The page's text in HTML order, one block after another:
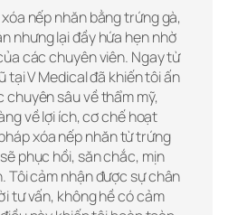
nếp nhăn bằng trứng gà,
nhưng lại đầy hứa hẹn nhờ
các chuyên viên. Ngay từ
tại V Medical đã khiến tôi ấn
sâu về thẩm mỹ,
về lợi ích, cơ chế hoạt
xóa nếp nhăn từ trứng
phục hồi, săn chắc, mịn
Tôi cảm nhận được sự chân
tư vấn, không hề có cảm